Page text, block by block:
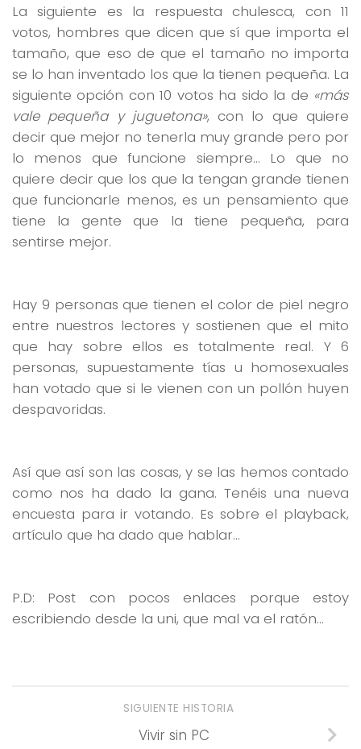
La siguiente es la respuesta chulesca, con 11
votos, hombres que dicen que sí que importa el
tamaño, que eso de que el tamaño no importa
se lo han inventado los que la tienen pequeña. La
siguiente opción con 10 votos ha sido la de «más
vale pequeña y juguetona», con lo que quiere
decir que mejor no tenerla muy grande pero por
lo menos que funcione siempre… Lo que no
quiere decir que los que la tengan grande tienen
que funcionarle menos, es un pensamiento que
tiene la gente que la tiene pequeña, para
sentirse mejor.
Hay 9 personas que tienen el color de piel negro
entre nuestros lectores y sostienen que el mito
que hay sobre ellos es totalmente real. Y 6
personas, supuestamente tías u homosexuales
han votado que si le vienen con un pollón huyen
despavoridas.
Así que así son las cosas, y se las hemos contado
como nos ha dado la gana. Tenéis una nueva
encuesta para ir votando. Es sobre el playback,
artículo que ha dado que hablar…
P.D: Post con pocos enlaces porque estoy
escribiendo desde la uni, que mal va el ratón…
SIGUIENTE HISTORIA
Vivir sin PC